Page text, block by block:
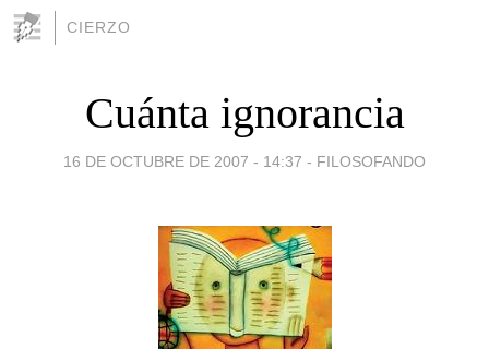
CIERZO
Cuánta ignorancia
16 DE OCTUBRE DE 2007 - 14:37 - FILOSOFANDO